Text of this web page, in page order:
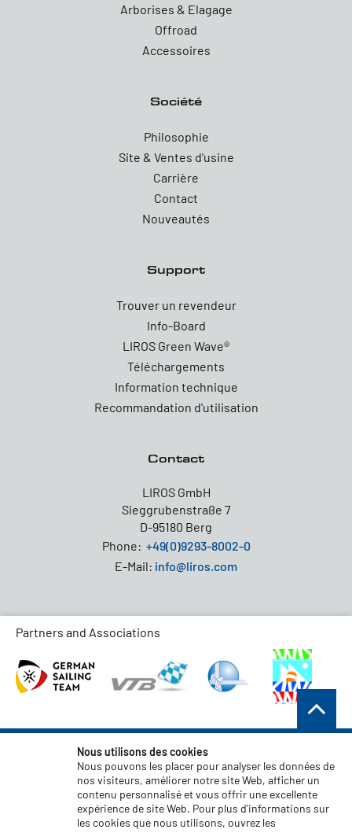
Arborises & Elagage
Offroad
Accessoires
Société
Philosophie
Site & Ventes d'usine
Carrière
Contact
Nouveautés
Support
Trouver un revendeur
Info-Board
LIROS Green Wave®
Téléchargements
Information technique
Recommandation d'utilisation
Contact
LIROS GmbH
Sieggrubenstraße 7
D-95180 Berg
Phone: +49(0)9293-8002-0
E-Mail: info@liros.com
Partners and Associations
Conditions générales de vente
Protection des données
Clause de non-responsabilité
Mentions légales
Nous utilisons des cookies
Nous pouvons les placer pour analyser les données de
nos visiteurs, améliorer notre site Web, afficher un
contenu personnalisé et vous offrir une excellente
expérience de site Web. Pour plus d'informations sur
les cookies que nous utilisons, ouvrez les